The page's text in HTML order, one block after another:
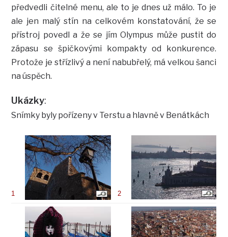
předvedli čitelné menu, ale to je dnes už málo. To je
ale jen malý stín na celkovém konstatování, že se
přístroj povedl a že se jím Olympus může pustit do
zápasu se špičkovými kompakty od konkurence.
Protože je střízlivý a není nabubřelý, má velkou šanci
na úspěch.
Ukázky:
Snímky byly pořízeny v Terstu a hlavně v Benátkách
1 2